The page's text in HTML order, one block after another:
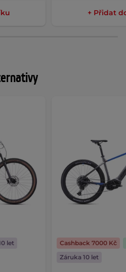
+ Přidat
let
Cashback 7000 Kč
Záruka 10 let